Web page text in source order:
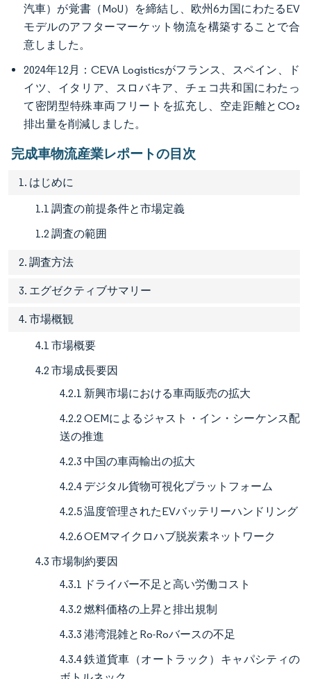
汽車）が覚書（MoU）を締結し、欧州6カ国にわたるEV
モデルのアフターマーケット物流を構築することで合
意しました。
2024年12月：CEVA Logisticsがフランス、スペイン、ド
イツ、イタリア、スロバキア、チェコ共和国にわたっ
て密閉型特殊車両フリートを拡充し、空走距離とCO₂
排出量を削減しました。
完成車物流産業レポートの目次
1. はじめに
1.1 調査の前提条件と市場定義
1.2 調査の範囲
2. 調査方法
3. エグゼクティブサマリー
4. 市場概観
4.1 市場概要
4.2 市場成長要因
4.2.1 新興市場における車両販売の拡大
4.2.2 OEMによるジャスト・イン・シーケンス配
送の推進
4.2.3 中国の車両輸出の拡大
4.2.4 デジタル貨物可視化プラットフォーム
4.2.5 温度管理されたEVバッテリーハンドリング
4.2.6 OEMマイクロハブ脱炭素ネットワーク
4.3 市場制約要因
4.3.1 ドライバー不足と高い労働コスト
4.3.2 燃料価格の上昇と排出規制
4.3.3 港湾混雑とRo-Roバースの不足
4.3.4 鉄道貨車（オートラック）キャパシティの